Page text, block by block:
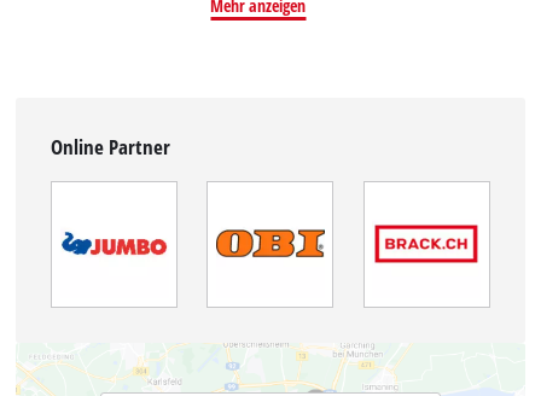
Mehr anzeigen
Online Partner